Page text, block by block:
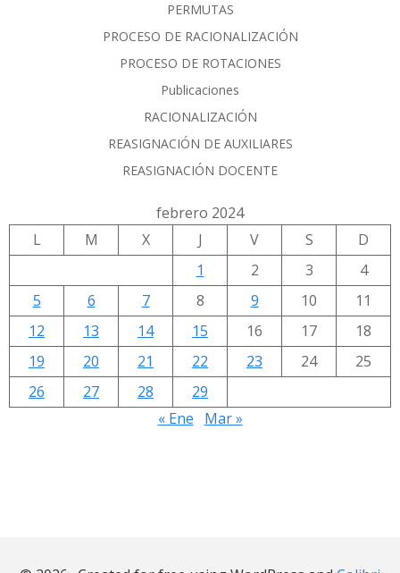
PERMUTAS
PROCESO DE RACIONALIZACIÓN
PROCESO DE ROTACIONES
Publicaciones
RACIONALIZACIÓN
REASIGNACIÓN DE AUXILIARES
REASIGNACIÓN DOCENTE
febrero 2024
L
M X J V S
D
1
2 3
4
5
6 7 8 9 10
11
12
13 14 15 16 17
18
19
20 21 22 23 24
25
26
27 28
29
« Ene
Mar »